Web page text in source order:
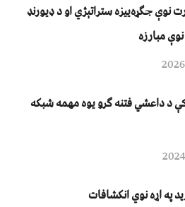
نوې جګړه‌ییزه ستراتېژي او د ډیورنډ
مبارزه
د داعشي فتنه ګرو يوه مهمه شبکه
په اړه نوي انکشافات